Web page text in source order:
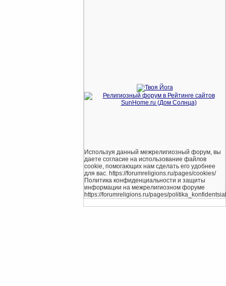
Используя данный межрелигиозный форум, вы
даете согласие на использование файлов
cookie, помогающих нам сделать его удобнее
для вас. https://forumreligions.ru/pages/cookies/
Политика конфиденциальности и защиты
информации на межрелигиозном форуме
https://forumreligions.ru/pages/